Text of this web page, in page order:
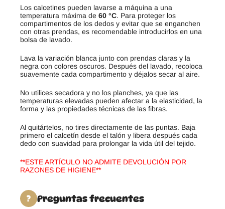
Los calcetines pueden lavarse a máquina a una
temperatura máxima de 60 °C. Para proteger los
compartimentos de los dedos y evitar que se enganchen
con otras prendas, es recomendable introducirlos en una
bolsa de lavado.
Lava la variación blanca junto con prendas claras y la
negra con colores oscuros. Después del lavado, recoloca
suavemente cada compartimento y déjalos secar al aire.
No utilices secadora y no los planches, ya que las
temperaturas elevadas pueden afectar a la elasticidad, la
forma y las propiedades técnicas de las fibras.
Al quitártelos, no tires directamente de las puntas. Baja
primero el calcetín desde el talón y libera después cada
dedo con suavidad para prolongar la vida útil del tejido.
**ESTE ARTÍCULO NO ADMITE DEVOLUCIÓN POR
RAZONES DE HIGIENE**
? Preguntas frecuentes